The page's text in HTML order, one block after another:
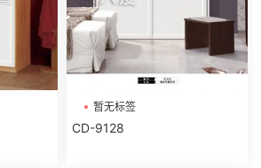
暂无标签
CD-9128